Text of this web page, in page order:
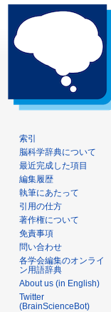
索引
脳科学辞典について
最近完成した項目
編集履歴
執筆にあたって
引用の仕方
著作権について
免責事項
問い合わせ
各学会編集のオンライ
ン用語辞典
About us (in English)
Twitter
(BrainScienceBot)